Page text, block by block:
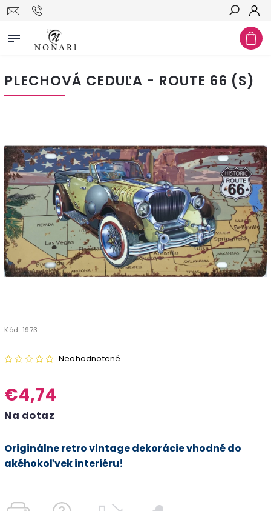
Hľadať
PLECHOVÁ CEDUĽA - ROUTE 66 (S)
Kód: 1973
Neohodnotené
€4,74
Na dotaz
Originálne retro vintage dekorácie vhodné do
akéhokoľvek interiéru!